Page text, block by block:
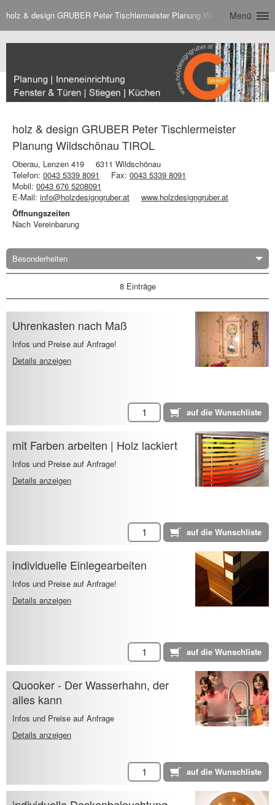
holz & design GRUBER Peter Tischlermeister Planung Wildschönau TIROL
Menü
holz & design GRUBER Peter Tischlermeister
Planung Wildschönau TIROL
Oberau, Lenzen 419
6311 Wildschönau
Telefon: 0043 5339 8091 Fax: 0043 5339 8091
Mobil: 0043 676 5208091
E-Mail: info@holzdesigngruber.at
www.holzdesigngruber.at
Öffnungszeiten
Nach Vereinbarung
Besonderheiten
8 Einträge
Uhrenkasten nach Maß
Infos und Preise auf Anfrage!
Details anzeigen
mit Farben arbeiten | Holz lackiert
Infos und Preise auf Anfrage!
Details anzeigen
individuelle Einlegearbeiten
Infos und Preise auf Anfrage!
Details anzeigen
Quooker - Der Wasserhahn, der
alles kann
Infos und Preise auf Anfrage
Details anzeigen